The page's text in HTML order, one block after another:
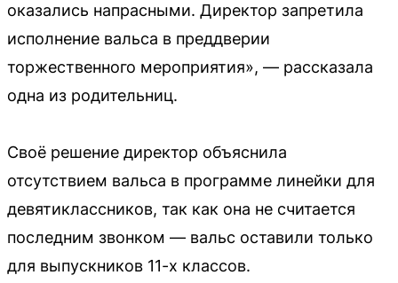
оказались напрасными. Директор запретила
исполнение вальса в преддверии
торжественного мероприятия», — рассказала
одна из родительниц.
Своё решение директор объяснила
отсутствием вальса в программе линейки для
девятиклассников, так как она не считается
последним звонком — вальс оставили только
для выпускников 11-х классов.